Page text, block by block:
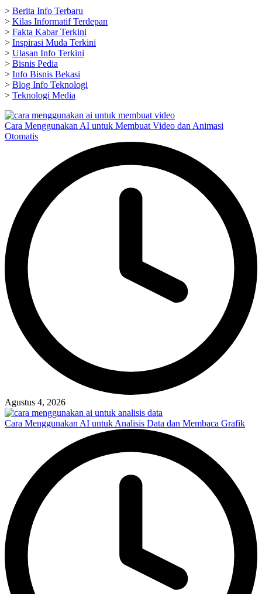
> Berita Info Terbaru
> Kilas Informatif Terdepan
> Fakta Kabar Terkini
> Inspirasi Muda Terkini
> Ulasan Info Terkini
> Bisnis Pedia
> Info Bisnis Bekasi
> Blog Info Teknologi
> Teknologi Media
Cara Menggunakan AI untuk Membuat Video dan Animasi
Otomatis
Agustus 4, 2026
Cara Menggunakan AI untuk Analisis Data dan Membaca Grafik